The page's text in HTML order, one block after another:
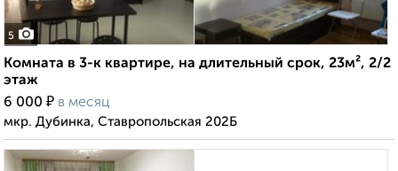
5
Комната в 3-к квартире, на длительный срок, 23м², 2/2
этаж
6 000 ₽ в месяц
мкр. Дубинка, Ставропольская 202Б